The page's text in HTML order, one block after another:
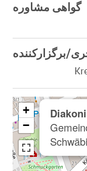
گواهی مشاوره
برگزارکننده
+
−